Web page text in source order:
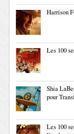
Harrison
Les 100
Shia
pour
Les 100